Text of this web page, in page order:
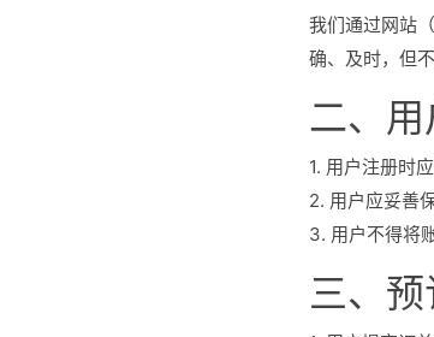
我们通过网站
确、及时，但
二、
1. 用户注册时
2. 用户应妥善
3. 用户不得将
三、